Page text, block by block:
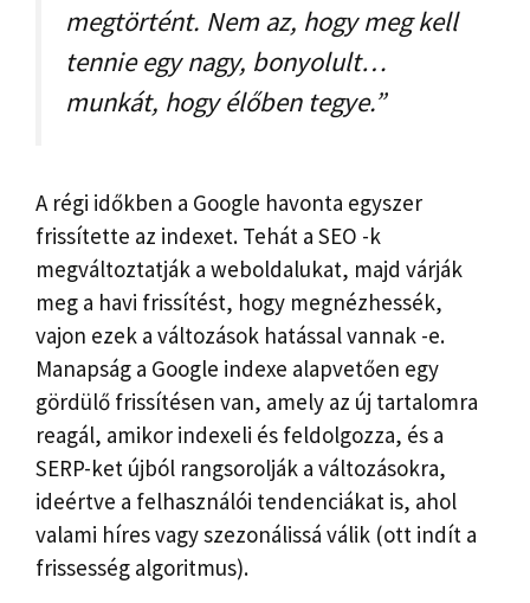
megtörtént. Nem az, hogy meg kell
tennie egy nagy, bonyolult…
munkát, hogy élőben tegye.”
A régi időkben a Google havonta egyszer
frissítette az indexet. Tehát a SEO -k
megváltoztatják a weboldalukat, majd várják
meg a havi frissítést, hogy megnézhessék,
vajon ezek a változások hatással vannak -e.
Manapság a Google indexe alapvetően egy
gördülő frissítésen van, amely az új tartalomra
reagál, amikor indexeli és feldolgozza, és a
SERP-ket újból rangsorolják a változásokra,
ideértve a felhasználói tendenciákat is, ahol
valami híres vagy szezonálissá válik (ott indít a
frissesség algoritmus).